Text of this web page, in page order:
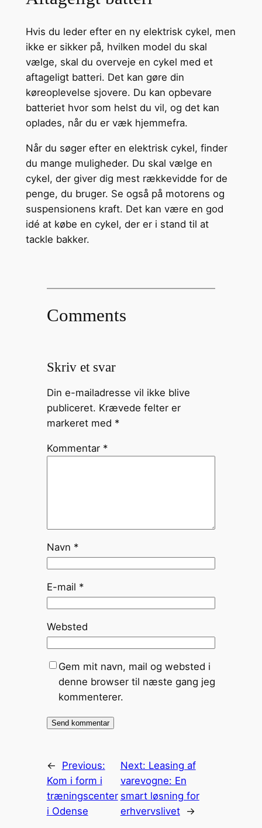
Hvis du leder efter en ny elektrisk cykel, men
ikke er sikker på, hvilken model du skal
vælge, skal du overveje en cykel med et
aftageligt batteri. Det kan gøre din
køreoplevelse sjovere. Du kan opbevare
batteriet hvor som helst du vil, og det kan
oplades, når du er væk hjemmefra.
Når du søger efter en elektrisk cykel, finder
du mange muligheder. Du skal vælge en
cykel, der giver dig mest rækkevidde for de
penge, du bruger. Se også på motorens og
suspensionens kraft. Det kan være en god
idé at købe en cykel, der er i stand til at
tackle bakker.
Comments
Skriv et svar
Din e-mailadresse vil ikke blive
publiceret. Krævede felter er
markeret med *
Kommentar *
Navn *
E-mail *
Websted
Gem mit navn, mail og websted i
denne browser til næste gang jeg
kommenterer.
←
Previous:
Kom i form i
træningscenter
i Odense
Next: Leasing af
varevogne: En
smart løsning for
erhvervslivet
→